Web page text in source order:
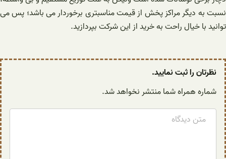
نسبت به دیگر مراکز پخش از قیمت مناسبتری برخوردار می باشد؛ پس می
توانید با خیال راحت به خرید از این شرکت بپردازید.
نظرتان را ثبت نمایید.
شماره همراه شما منتشر نخواهد شد.